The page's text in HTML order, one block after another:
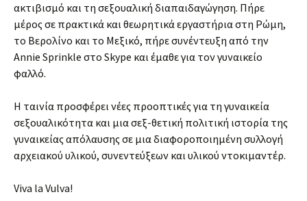
ακτιβισμό και τη σεξουαλική διαπαιδαγώγηση. Πήρε
μέρος σε πρακτικά και θεωρητικά εργαστήρια στη Ρώμη,
το Βερολίνο και το Μεξικό, πήρε συνέντευξη από την
Annie Sprinkle στο Skype και έμαθε για τον γυναικείο
φαλλό.
Η ταινία προσφέρει νέες προοπτικές για τη γυναικεία
σεξουαλικότητα και μια σεξ-θετική πολιτική ιστορία της
γυναικείας απόλαυσης σε μια διαφοροποιημένη συλλογή
αρχειακού υλικού, συνεντεύξεων και υλικού ντοκιμαντέρ.
Viva la Vulva!